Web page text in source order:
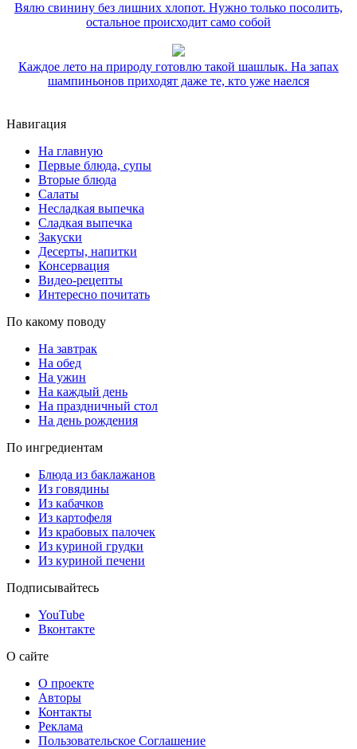
Вялю свинину без лишних хлопот. Нужно только посолить,
остальное происходит само собой
Каждое лето на природу готовлю такой шашлык. На запах
шампиньонов приходят даже те, кто уже наелся
Навигация
На главную
Первые блюда, супы
Вторые блюда
Салаты
Несладкая выпечка
Сладкая выпечка
Закуски
Десерты, напитки
Консервация
Видео-рецепты
Интересно почитать
По какому поводу
На завтрак
На обед
На ужин
На каждый день
На праздничный стол
На день рождения
По ингредиентам
Блюда из баклажанов
Из говядины
Из кабачков
Из картофеля
Из крабовых палочек
Из куриной грудки
Из куриной печени
Подписывайтесь
YouTube
Вконтакте
О сайте
О проекте
Авторы
Контакты
Реклама
Пользовательское Соглашение